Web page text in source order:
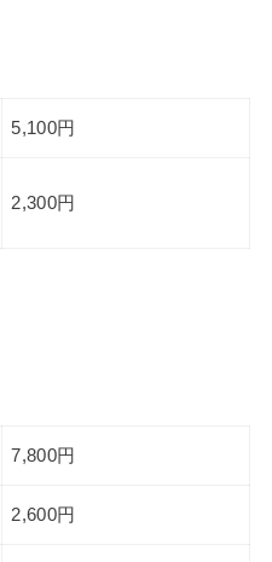
5,100円
2,300円
7,800円
2,600円